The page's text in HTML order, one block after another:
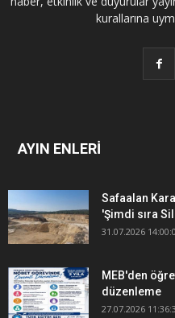
kurallarına
AYIN ENLERİ
Safaalan
'Şimdi sıra
31.07.2026
MEB'den
düzenleme
27.07.2026